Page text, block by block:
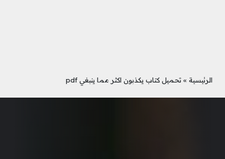
الرئيسية » تحميل كتاب يكذبون اكثر مما ينبغي pdf